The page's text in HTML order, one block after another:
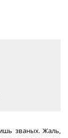
званых. Жаль,